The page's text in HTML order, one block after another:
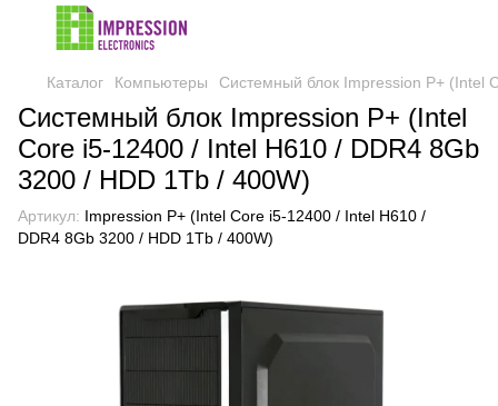
Каталог Компьютеры Системный блок Impression P+ (Intel
Системный блок Impression P+ (Intel
Core i5-12400 / Intel H610 / DDR4 8Gb
3200 / HDD 1Tb / 400W)
Артикул: Impression P+ (Intel Core i5-12400 / Intel H610 /
DDR4 8Gb 3200 / HDD 1Tb / 400W)